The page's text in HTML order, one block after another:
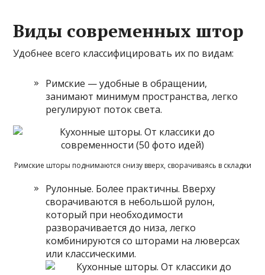
Виды современных штор
Удобнее всего классифицировать их по видам:
Римские — удобные в обращении,
занимают минимум пространства, легко
регулируют поток света.
Римские шторы поднимаются снизу вверх, сворачиваясь в складки
Рулонные. Более практичны. Вверху
сворачиваются в небольшой рулон,
который при необходимости
разворачивается до низа, легко
комбинируются со шторами на люверсах
или классическими.